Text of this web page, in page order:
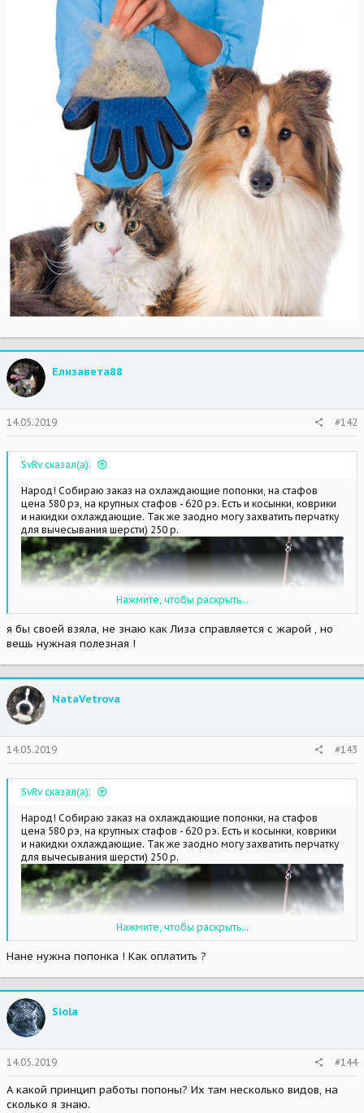
Елизавета88
14.05.2019 #142
SvRv сказал(а):
Народ! Собираю заказ на охлаждающие попонки, на стафов
цена 580 рэ, на крупных стафов - 620 рэ. Есть и косынки, коврики
и накидки охлаждающие. Так же заодно могу захватить перчатку
для вычесывания шерсти) 250 р.
Нажмите, чтобы раскрыть...
я бы своей взяла, не знаю как Лиза справляется с жарой , но
вещь нужная полезная !
NataVetrova
14.05.2019 #143
SvRv сказал(а):
Народ! Собираю заказ на охлаждающие попонки, на стафов
цена 580 рэ, на крупных стафов - 620 рэ. Есть и косынки, коврики
и накидки охлаждающие. Так же заодно могу захватить перчатку
для вычесывания шерсти) 250 р.
Нажмите, чтобы раскрыть...
Нане нужна попонка ! Как оплатить ?
Siola
14.05.2019 #144
А какой принцип работы попоны? Их там несколько видов, на
сколько я знаю.